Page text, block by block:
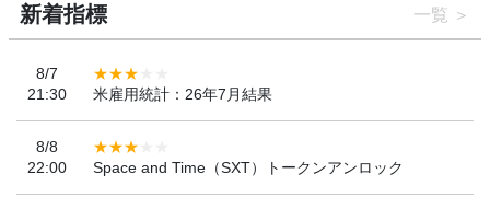
新着指標 一覧
8/7
21:30
米雇用統計：26年7月結果
8/8
22:00
Space and Time（SXT）トークンアンロック